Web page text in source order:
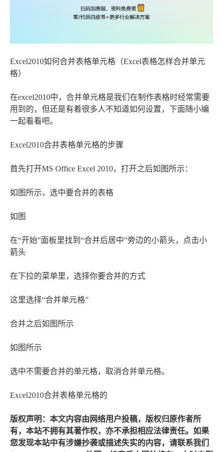
Excel2010如何合并表格单元格（Excel表格怎样合并单元
格）
在excel2010中，合并单元格是我们在制作表格时经常需要
用到的，但还是有着很多人不知道如何设置，下面随小编
一起看看吧。
Excel2010合并表格单元格的步骤
首先打开MS Office Excel 2010，打开之后如图所示：
如图所示，选中要合并的表格
如图
在“开始”面板里找到“合并后居中”旁边的小箭头，点击小
箭头
在下拉的菜单里，选择你要合并的方式
这里选择“合并单元格”
合并之后如图所示
如图所示
选中不需要合并的单元格，取消合并单元格。
Excel2010合并表格单元格的
版权声明：本文内容由网络用户投稿，版权归原作者所
有，本站不拥有其著作权，亦不承担相应法律责任。如果
您发现本站中有涉嫌抄袭或描述失实的内容，请联系我们